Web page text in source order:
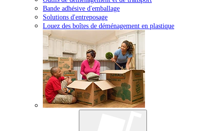
Bande adhésive d'emballage
Solutions d'entreposage
Louez des boîtes de déménagement en plastique